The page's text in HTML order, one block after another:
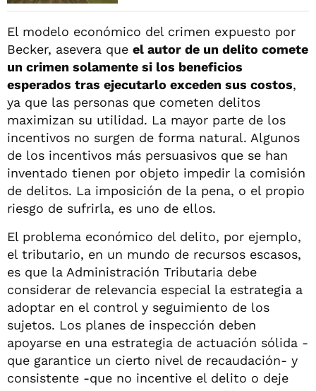
El modelo económico del crimen expuesto por
Becker, asevera que el autor de un delito comete
un crimen solamente si los beneficios
esperados tras ejecutarlo exceden sus costos,
ya que las personas que cometen delitos
maximizan su utilidad. La mayor parte de los
incentivos no surgen de forma natural. Algunos
de los incentivos más persuasivos que se han
inventado tienen por objeto impedir la comisión
de delitos. La imposición de la pena, o el propio
riesgo de sufrirla, es uno de ellos.
El problema económico del delito, por ejemplo,
el tributario, en un mundo de recursos escasos,
es que la Administración Tributaria debe
considerar de relevancia especial la estrategia a
adoptar en el control y seguimiento de los
sujetos. Los planes de inspección deben
apoyarse en una estrategia de actuación sólida -
que garantice un cierto nivel de recaudación- y
consistente -que no incentive el delito o deje